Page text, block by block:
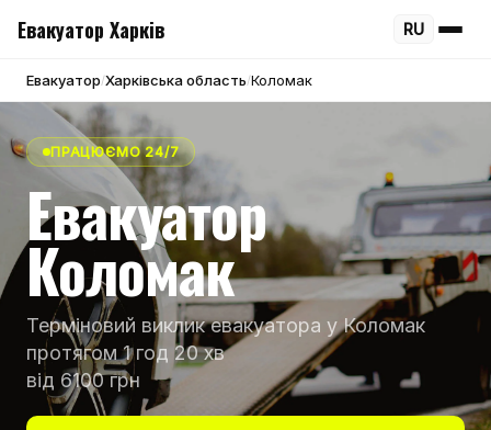
Евакуатор Харків RU
Евакуатор/Харківська область/Коломак
ПРАЦЮЄМО 24/7
Евакуатор
Коломак
Терміновий виклик евакуатора у Коломак
протягом 1 год 20 хв
від 6100 грн